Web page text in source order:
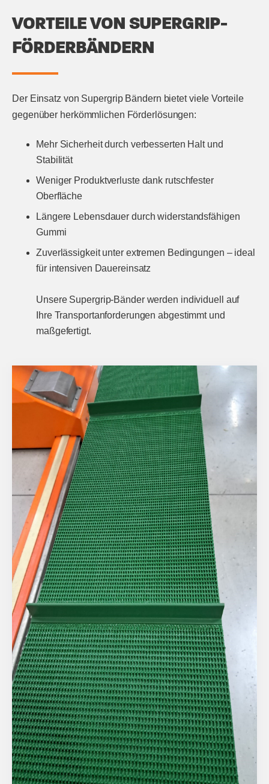
VORTEILE VON SUPERGRIP-
FÖRDERBÄNDERN
Der Einsatz von Supergrip Bändern bietet viele Vorteile
gegenüber herkömmlichen Förderlösungen:
Mehr Sicherheit durch verbesserten Halt und
Stabilität
Weniger Produktverluste dank rutschfester
Oberfläche
Längere Lebensdauer durch widerstandsfähigen
Gummi
Zuverlässigkeit unter extremen Bedingungen – ideal
für intensiven Dauereinsatz
Unsere Supergrip-Bänder werden individuell auf
Ihre Transportanforderungen abgestimmt und
maßgefertigt.